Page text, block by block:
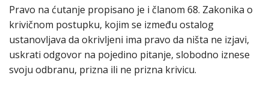
Pravo na ćutanje propisano je i članom 68. Zakonika o
krivičnom postupku, kojim se između ostalog
ustanovljava da okrivljeni ima pravo da ništa ne izjavi,
uskrati odgovor na pojedino pitanje, slobodno iznese
svoju odbranu, prizna ili ne prizna krivicu.